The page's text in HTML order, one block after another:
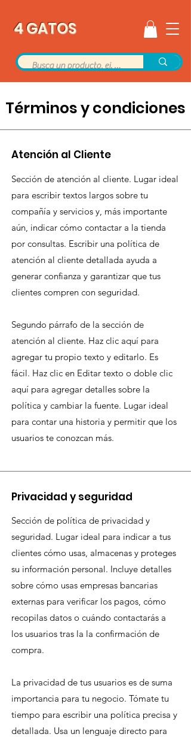
4 GATOS
Términos y condiciones
Atención al Cliente
Sección de atención al cliente. Lugar ideal
para escribir textos largos sobre tu
compañía y servicios y, más importante
aún, indicar cómo contactar a la tienda
por consultas. Escribir una política de
atención al cliente detallada ayuda a
generar confianza y garantizar que tus
clientes compren con seguridad.
Segundo párrafo de la sección de
atención al cliente. Haz clic aquí para
agregar tu propio texto y editarlo. Es
fácil. Haz clic en Editar texto o doble clic
aquí para agregar detalles sobre la
política y cambiar la fuente. Lugar ideal
para contar una historia y permitir que los
usuarios te conozcan más.
Privacidad y seguridad
Sección de política de privacidad y
seguridad. Lugar ideal para indicar a tus
clientes cómo usas, almacenas y proteges
su información personal. Incluye detalles
sobre cómo usas empresas bancarias
externas para verificar los pagos, cómo
recopilas datos o cuándo contactarás a
los usuarios tras la la confirmación de
compra.
La privacidad de tus usuarios es de suma
importancia para tu negocio. Tómate tu
tiempo para escribir una política precisa y
detallada. Usa un lenguaje directo para